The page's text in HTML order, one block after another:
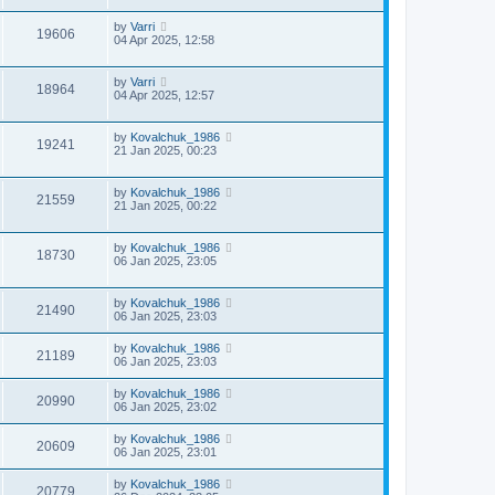
19606 by Varri
04 Apr 2025, 12:58
18964 by Varri
04 Apr 2025, 12:57
19241 by Kovalchuk_1986
21 Jan 2025, 00:23
21559 by Kovalchuk_1986
21 Jan 2025, 00:22
18730 by Kovalchuk_1986
06 Jan 2025, 23:05
21490 by Kovalchuk_1986
06 Jan 2025, 23:03
21189 by Kovalchuk_1986
06 Jan 2025, 23:03
20990 by Kovalchuk_1986
06 Jan 2025, 23:02
20609 by Kovalchuk_1986
06 Jan 2025, 23:01
20779 by Kovalchuk_1986